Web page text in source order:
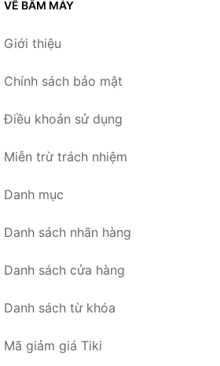
VỀ BẤM MÁY
Giới thiệu
Chính sách bảo mật
Điều khoản sử dụng
Miễn trừ trách nhiệm
Danh mục
Danh sách nhãn hàng
Danh sách cửa hàng
Danh sách từ khóa
Mã giảm giá Tiki